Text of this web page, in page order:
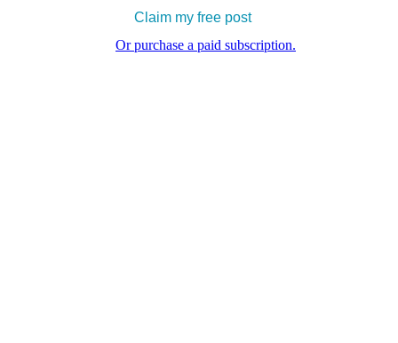
Claim my free post
Or purchase a paid subscription.